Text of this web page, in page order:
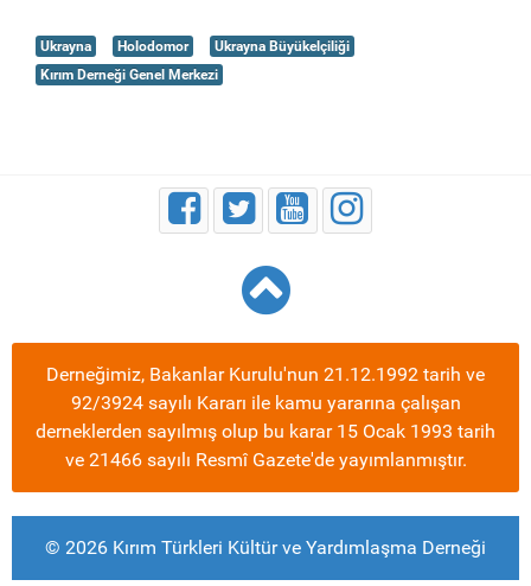
Ukrayna Holodomor
Ukrayna Büyükelçiliği
Kırım Derneği Genel Merkezi
Derneğimiz, Bakanlar Kurulu'nun 21.12.1992 tarih ve
92/3924 sayılı Kararı ile kamu yararına çalışan
derneklerden sayılmış olup bu karar 15 Ocak 1993 tarih
ve 21466 sayılı Resmî Gazete'de yayımlanmıştır.
© 2026 Kırım Türkleri Kültür ve Yardımlaşma Derneği